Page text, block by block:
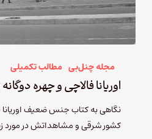
مجله چنل‌بی مطالب تکمیلی
اوریانا فالاچی و چهره
کشور شرقی و مشاهداتش در مورد